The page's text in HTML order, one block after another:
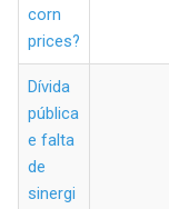
corn
prices?
Dívida
pública
e falta
de
sinergi